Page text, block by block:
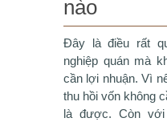
nào
Đây là điều rất
nghiệp quán mà
cần lợi nhuận. Vì
thu hồi vốn không
là được. Còn